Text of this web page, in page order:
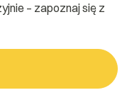
– zapoznaj się z